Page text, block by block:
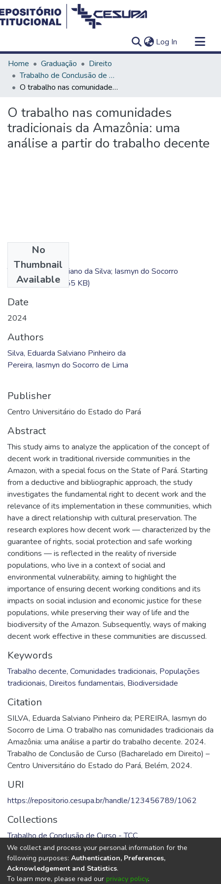
Log In (current)
Communities & Collections
All of DSpace
Statistics
Home Graduação
Direito
Trabalho de Conclusão de Curso - TCC
O trabalho nas comunidades tradicionais da Amazônia: uma análise a partir do trabalho decente
O trabalho nas comunidades
tradicionais da Amazônia: uma
análise a partir do trabalho decente
No
Thumbnail
Available
TC - Eduarda Salviano da Silva; Iasmyn do Socorro
Pereira.pdf(459.55 KB)
Date
2024
Authors
Silva, Eduarda Salviano Pinheiro da
Pereira, Iasmyn do Socorro de Lima
Publisher
Centro Universitário do Estado do Pará
Abstract
This study aims to analyze the application of the concept of
decent work in traditional riverside communities in the
Amazon, with a special focus on the State of Pará. Starting
from a deductive and bibliographic approach, the study
investigates the fundamental right to decent work and the
relevance of its implementation in these communities, which
have a direct relationship with cultural preservation. The
research explores how decent work — characterized by the
guarantee of rights, social protection and safe working
conditions — is reflected in the reality of riverside
populations, who live in a context of social and
environmental vulnerability, aiming to highlight the
importance of ensuring decent working conditions and its
impacts on social inclusion and economic justice for these
populations, while preserving their way of life and the
biodiversity of the Amazon. Subsequently, ways of making
decent work effective in these communities are discussed.
Keywords
Trabalho decente, Comunidades tradicionais, Populações
tradicionais, Direitos fundamentais, Biodiversidade
Citation
SILVA, Eduarda Salviano Pinheiro da; PEREIRA, Iasmyn do
Socorro de Lima. O trabalho nas comunidades tradicionais da
Amazônia: uma análise a partir do trabalho decente. 2024.
Trabalho de Conclusão de Curso (Bacharelado em Direito) –
Centro Universitário do Estado do Pará, Belém, 2024.
URI
https://repositorio.cesupa.br/handle/123456789/1062
Collections
Trabalho de Conclusão de Curso - TCC
Full item page
We collect and process your personal information for the
following purposes: Authentication, Preferences,
Acknowledgement and Statistics.
To learn more, please read our privacy policy.